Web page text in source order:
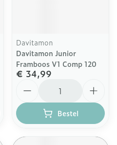
Davitamon
Davitamon Junior
Framboos V1 Comp 120
€ 34,99
Bestel